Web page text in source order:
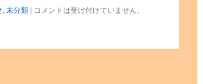
, 未分類| コメントは受け付けていません。